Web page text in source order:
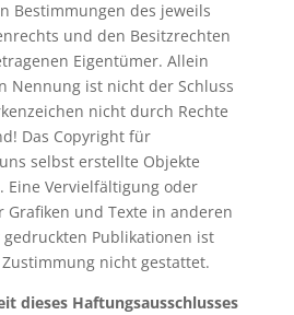
Bestimmungen des jeweils
und den Besitzrechten
Eigentümer. Allein
Nennung ist nicht der Schluss
nicht durch Rechte
Das Copyright für
selbst erstellte Objekte
Vervielfältigung oder
Grafiken und Texte in anderen
Publikationen ist
nicht gestattet.
dieses Haftungsausschlusses